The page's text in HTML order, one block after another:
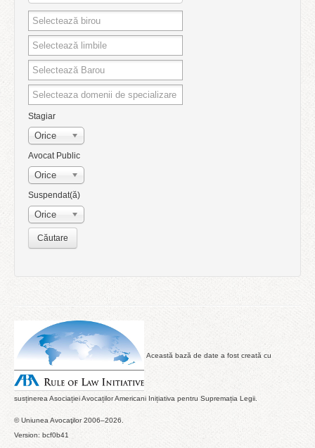
Stagiar
Orice
Avocat Public
Orice
Suspendat(ă)
Orice
Această bază de date a fost creată cu
susținerea Asociației Avocaților Americani Inițiativa pentru Supremația Legii.
© Uniunea Avocaţilor 2006–2026.
Version: bcf0b41